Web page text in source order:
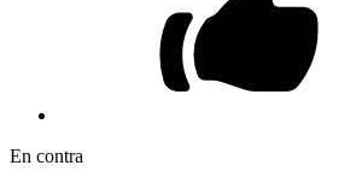
En contra